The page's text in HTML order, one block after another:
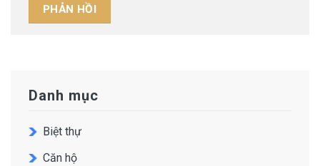
Danh mục
Biệt thự
Căn hộ